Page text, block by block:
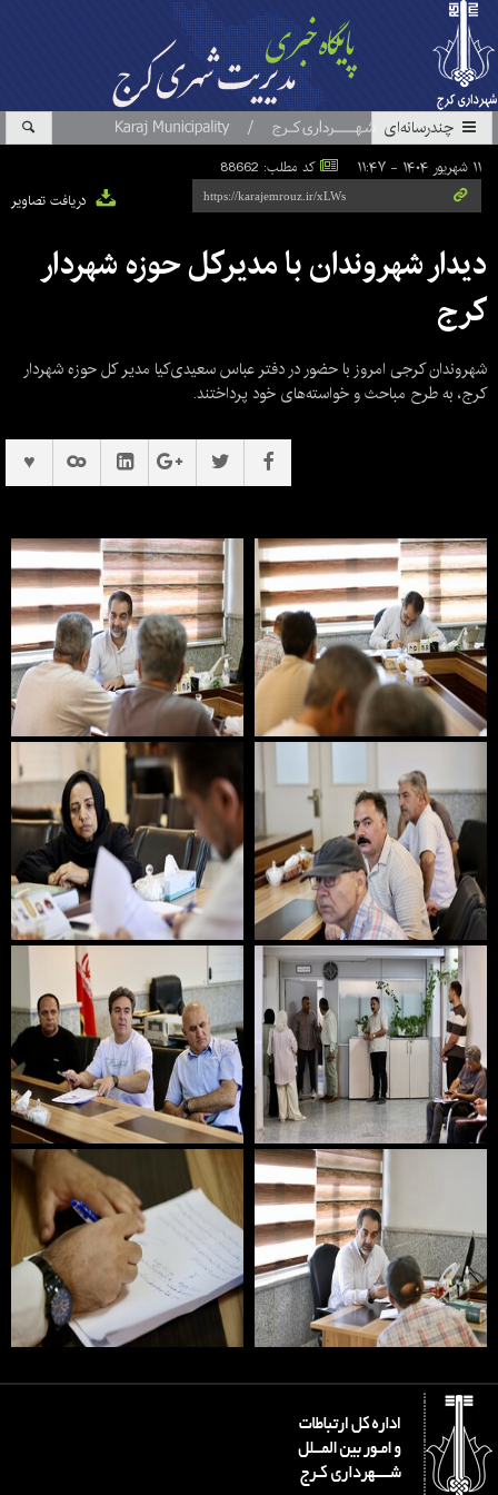
چندرسانه‌ای
۱۱ شهریور ۱۴۰۴ - ۱۱:۴۷
کد مطلب: 88662
دریافت تصاویر
دیدار شهروندان با مدیرکل حوزه شهردار
کرج
شهروندان کرجی امروز با حضور در دفتر عباس سعیدی‌کیا مدیر کل حوزه شهردار
کرج، به طرح مباحث و خواسته‌های خود پرداختند.